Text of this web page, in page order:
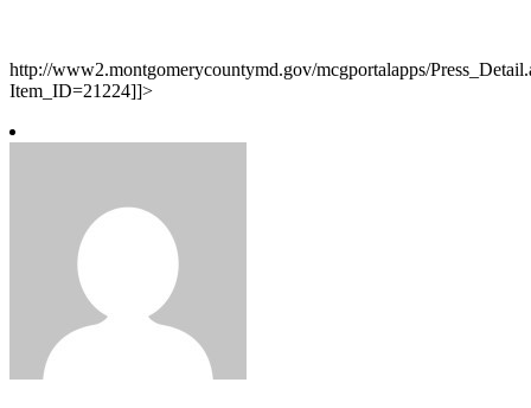
http://www2.montgomerycountymd.gov/mcgportalapps/
Item_ID=21224]]>